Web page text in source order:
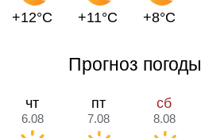
+12°C +11°C +8°C
Прогноз
чт
6.08
пт
7.08
сб
8.08